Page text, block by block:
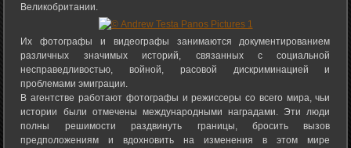
Великобритании.
Их фотографы и видеографы занимаются документированием
различных значимых историй, связанных с социальной
несправедливостью, войной, расовой дискриминацией и
проблемами эмиграции.
В агентстве работают фотографы и режиссеры со всего мира, чьи
истории были отмечены международными наградами. Эти люди
полны решимости раздвинуть границы, бросить вызов
предположениям и вдохновить на изменения в этом мире